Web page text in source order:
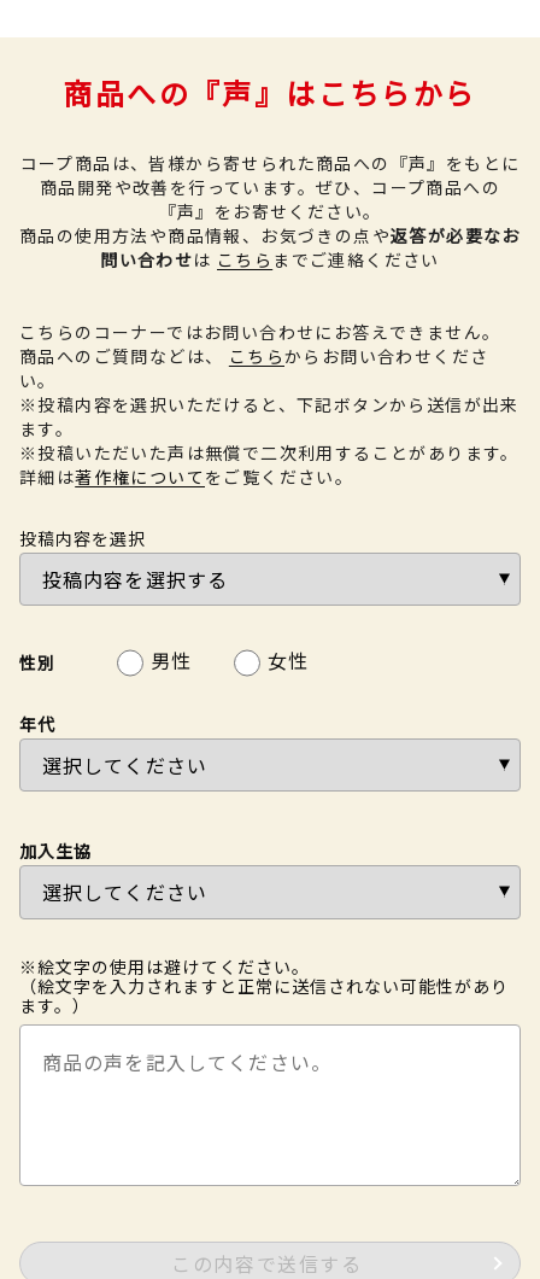
商品への『声』はこちらから
コープ商品は、皆様から寄せられた商品への『声』をもとに
商品開発や改善を行っています。 ぜひ、コープ商品への
『声』をお寄せください。
商品の使用方法や商品情報、お気づきの点や返答が必要なお
問い合わせは こちら までご連絡ください
こちらのコーナーではお問い合わせにお答えできません。
商品へのご質問などは、
こちらからお問い合わせくださ
い。
※投稿内容を選択いただけると、下記ボタンから送信が出来
ます。
※投稿いただいた声は無償で二次利用することがあります。
詳細は著作権について をご覧ください。
投稿内容を選択
性別 男性 女性
年代
加入生協
※絵文字の使用は避けてください。
（絵文字を入力されますと正常に送信されない可能性があり
ます。）
この内容で送信する